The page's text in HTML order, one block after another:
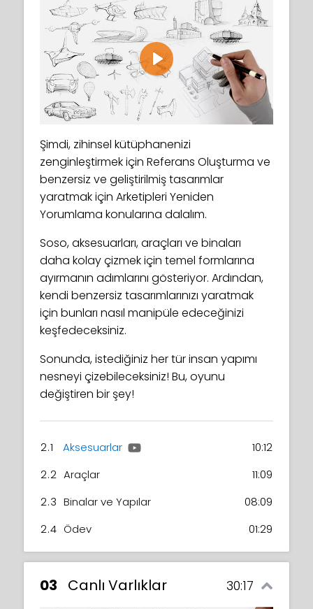
Play
Şimdi, zihinsel kütüphanenizi
zenginleştirmek için Referans Oluşturma ve
benzersiz ve geliştirilmiş tasarımlar
yaratmak için Arketipleri Yeniden
Yorumlama konularına dalalım.
Soso, aksesuarları, araçları ve binaları
daha kolay çizmek için temel formlarına
ayırmanın adımlarını gösteriyor. Ardından,
kendi benzersiz tasarımlarınızı yaratmak
için bunları nasıl manipüle edeceğinizi
keşfedeceksiniz.
Sonunda, istediğiniz her tür insan yapımı
nesneyi çizebileceksiniz! Bu, oyunu
değiştiren bir şey!
2.1 Aksesuarlar
10:12
2.2 Araçlar
11:09
2.3 Binalar ve Yapılar
08:09
2.4 Ödev 01:29
03 Canlı Varlıklar 30:17